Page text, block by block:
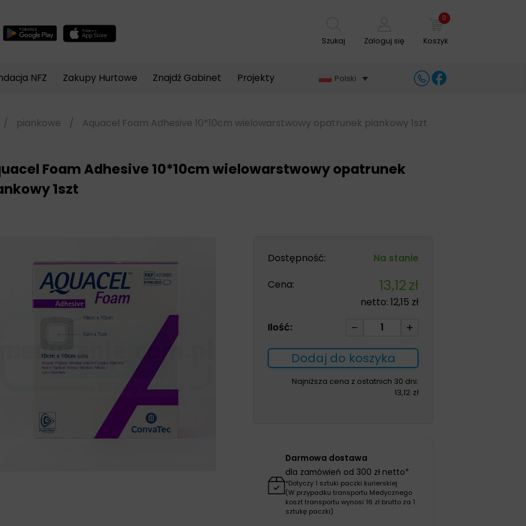
Szukaj Zaloguj się
0
Koszyk
NFZ Zakupy Hurtowe Znajdź Gabinet Projekty Polski
/ piankowe / Aquacel Foam Adhesive 10*10cm wielowarstwowy opatrunek piankowy 1szt
Foam Adhesive 10*10cm wielowarstwowy opatrunek
1szt
Dostępność:
Na stanie
Cena:
13,12zł
netto:12,15 zł
Ilość:
ilość
Foam
Adhesive
10*10cm
wielowarstwowy
Dodaj do koszyka
Najniższa cena z ostatnich 30 dni:
13,12 zł
Darmowa dostawa
dla zamówień od 300 zł netto*
*Dotyczy 1 sztuki paczki kurierskiej
(W przypadku transportu Medycznego
koszt transportu wynosi 16 zł brutto za 1
sztukę paczki)